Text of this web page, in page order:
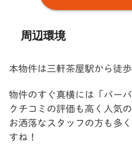
周辺環境
本物件は三軒茶屋駅から徒
物件のすぐ真横には「バー
クチコミの評価も高く人気の
お洒落なスタッフの方も多
すね！